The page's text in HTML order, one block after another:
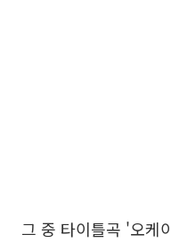
그 중 타이틀곡 '오케